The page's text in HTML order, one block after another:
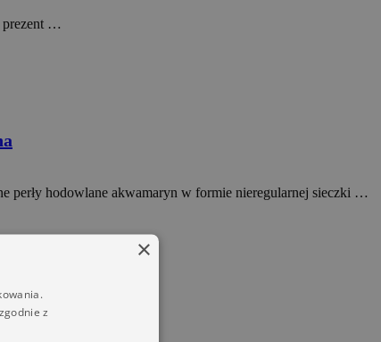
prezent …
perły hodowlane akwamaryn w formie nieregularnej sieczki …
×
z